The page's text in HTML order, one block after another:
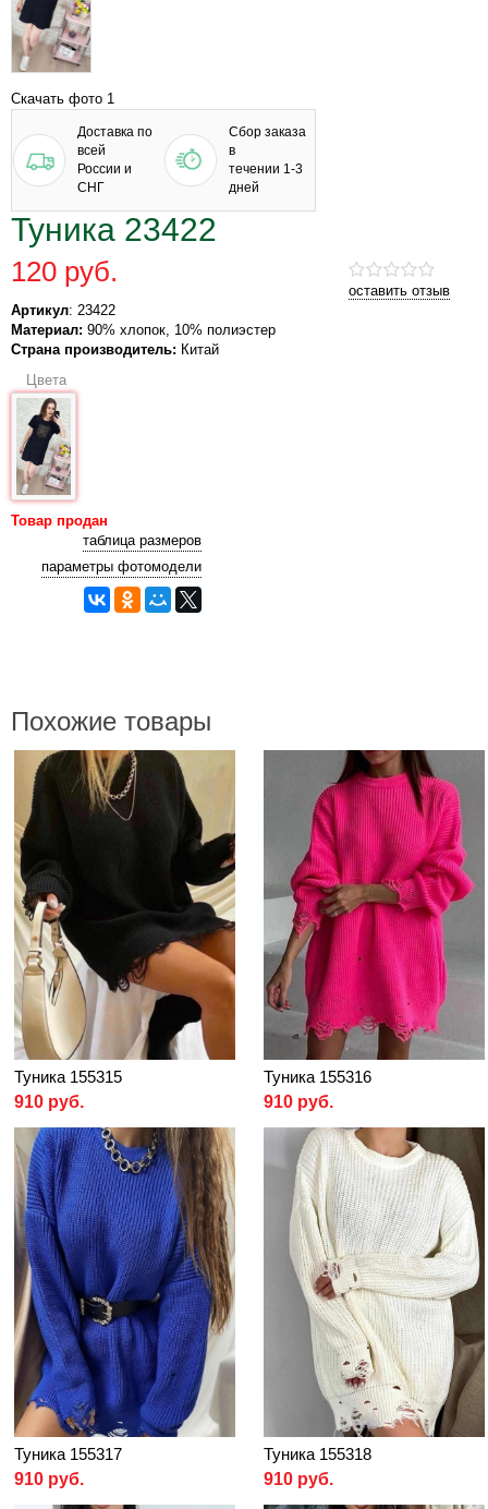
Скачать фото 1
Доставка по
всей
России и
СНГ
Сбор заказа
в
течении 1-3
дней
Туника 23422
оставить отзыв
120 руб.
Артикул: 23422
Материал: 90% хлопок, 10% полиэстер
Страна производитель: Китай
Цвета
Товар продан
таблица размеров
параметры фотомодели
Похожие товары
Туника 155315
910 руб.
Туника 155316
910 руб.
Туника 155317
910 руб.
Туника 155318
910 руб.